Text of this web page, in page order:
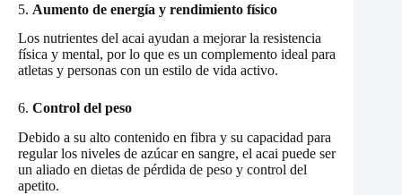
5. Aumento de energía y rendimiento físico
Los nutrientes del acai ayudan a mejorar la resistencia
física y mental, por lo que es un complemento ideal para
atletas y personas con un estilo de vida activo.
6. Control del peso
Debido a su alto contenido en fibra y su capacidad para
regular los niveles de azúcar en sangre, el acai puede ser
un aliado en dietas de pérdida de peso y control del
apetito.